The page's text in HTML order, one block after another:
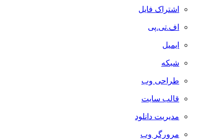
اشتراک فایل
اف.تی.پی
ایمیل
شبکه
طراحی وب
قالب سایت
مدیریت دانلود
مرورگر وب